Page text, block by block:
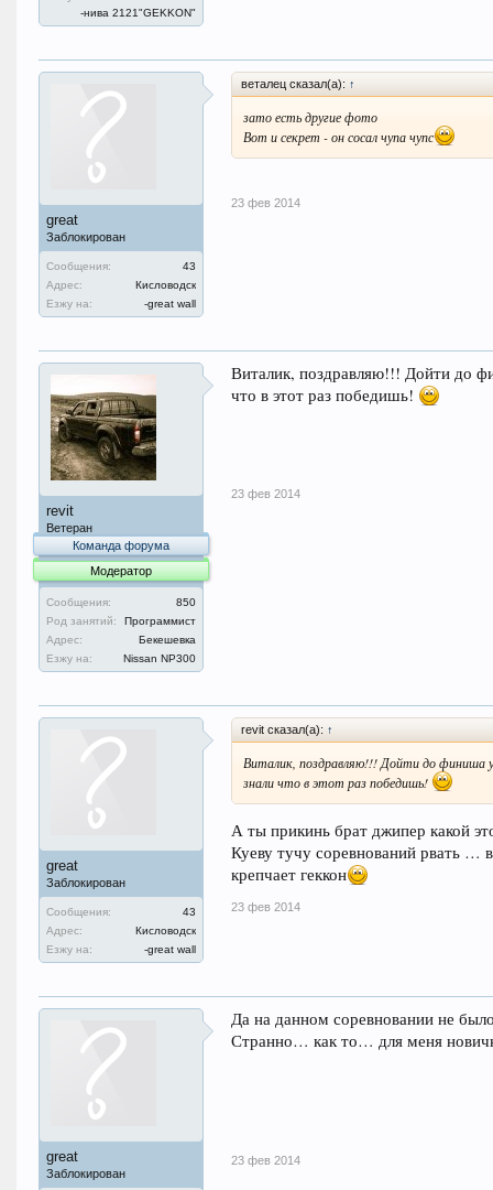
-нива 2121"GEKKON"
great
Заблокирован
Сообщения:
43
Адрес:
Кисловодск
Езжу на:
-great wall
веталец сказал(а): ↑
зато есть другие фото
Вот и секрет - он сосал чупа чупс
23 фев 2014
revit
Ветеран
Команда форума
Модератор
Сообщения:
850
Род занятий:
Программист
Адрес:
Бекешевка
Езжу на:
Nissan NP300
Виталик, поздравляю!!! Дойти до
что в этот раз победишь!
23 фев 2014
great
Заблокирован
Сообщения:
43
Адрес:
Кисловодск
Езжу на:
-great wall
revit сказал(а): ↑
Виталик, поздравляю!!! Дойти до финиша
знали что в этот раз победишь!
А ты прикинь брат джипер какой
Куеву тучу соревнований рвать …
крепчает геккон
23 фев 2014
great
Заблокирован
Да на данном соревновании не
Странно… как то… для меня
23 фев 2014